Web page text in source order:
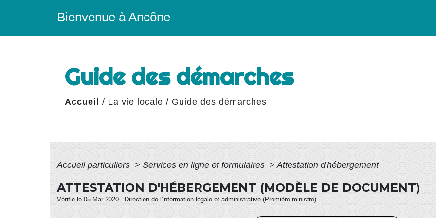
Bienvenue à Ancône
Guide des démarches
Accueil / La vie locale / Guide des démarches
Accueil particuliers > Services en ligne et formulaires > Attestation d'hébergement
ATTESTATION D'HÉBERGEMENT (MODÈLE DE DOCUMENT)
Vérifié le 05 Mar 2020 - Direction de l'information légale et administrative (Première ministre)